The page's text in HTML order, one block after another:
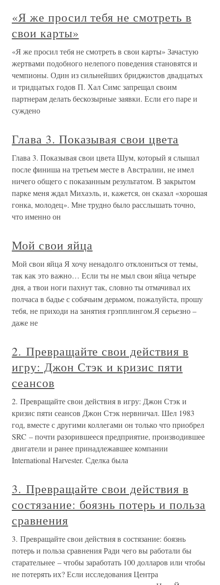
«Я же просил тебя не смотреть в
свои карты»
«Я же просил тебя не смотреть в свои карты» Зачастую
жертвами подобного нелепого поведения становятся и
чемпионы. Один из сильнейших бриджистов двадцатых
и тридцатых годов П. Хал Симс запрещал своим
партнерам делать бескозырные заявки. Если его паре и
суждено
Глава 3. Показывая свои цвета
Глава 3. Показывая свои цвета Шум, который я слышал
после финиша на третьем месте в Австралии, не имел
ничего общего с показанным результатом. В закрытом
парке меня ждал Михаэль, и, кажется, он сказал «хорошая
гонка, молодец». Мне трудно было расслышать точно,
что именно он
Мой свои яйца
Мой свои яйца Я хочу ненадолго отклониться от темы,
так как это важно… Если ты не мыл свои яйца четыре
дня, а твои ноги пахнут так, словно ты отмачивал их
полчаса в бадье с собачьим дерьмом, пожалуйста, прошу
тебя, не приходи на занятия грэпплингом.Я серьезно –
даже не
2. Превращайте свои действия в
игру: Джон Стэк и кризис пяти
сеансов
2. Превращайте свои действия в игру: Джон Стэк и
кризис пяти сеансов Джон Стэк нервничал. Шел 1983
год, вместе с другими коллегами он только что приобрел
SRC – почти разорившееся предприятие, производившее
двигатели и ранее принадлежавшее компании
International Harvester. Сделка была
3. Превращайте свои действия в
состязание: боязнь потерь и польза
сравнения
3. Превращайте свои действия в состязание: боязнь
потерь и польза сравнения Ради чего вы работали бы
старательнее – чтобы заработать 100 долларов или чтобы
не потерять их? Если исследования Центра